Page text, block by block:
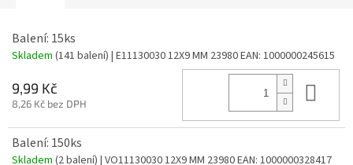
Balení: 15ks
Skladem (141 balení) | E11130030 12X9 MM 23980EAN: 1000000245615
9,99 Kč
8,26 Kč bez DPH
Balení: 150ks
Skladem (2 balení) | VO11130030 12X9 MM 23980EAN: 1000000328417